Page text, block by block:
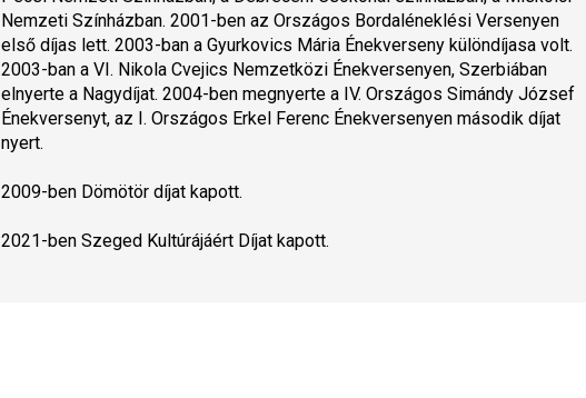
Nemzeti Színházban. 2001-ben az Országos Bordaléneklési Versenyen
első díjas lett. 2003-ban a Gyurkovics Mária Énekverseny különdíjasa volt.
2003-ban a VI. Nikola Cvejics Nemzetközi Énekversenyen, Szerbiában
elnyerte a Nagydíjat. 2004-ben megnyerte a IV. Országos Simándy József
Énekversenyt, az I. Országos Erkel Ferenc Énekversenyen második díjat
nyert.
2009-ben Dömötör díjat kapott.
2021-ben Szeged Kultúrájáért Díjat kapott.